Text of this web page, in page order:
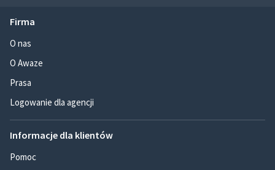
Firma
O nas
O Awaze
Prasa
Logowanie dla agencji
Informacje dla klientów
Pomoc